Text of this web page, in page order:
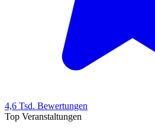
4,6 Tsd. Bewertungen
Top Veranstaltungen